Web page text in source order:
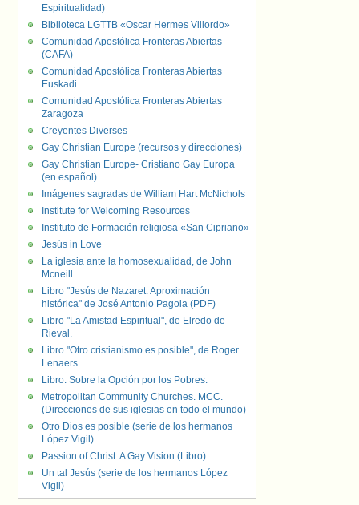
Espiritualidad)
Biblioteca LGTTB «Oscar Hermes Villordo»
Comunidad Apostólica Fronteras Abiertas
(CAFA)
Comunidad Apostólica Fronteras Abiertas
Euskadi
Comunidad Apostólica Fronteras Abiertas
Zaragoza
Creyentes Diverses
Gay Christian Europe (recursos y direcciones)
Gay Christian Europe- Cristiano Gay Europa
(en español)
Imágenes sagradas de William Hart McNichols
Institute for Welcoming Resources
Instituto de Formación religiosa «San Cipriano»
Jesús in Love
La iglesia ante la homosexualidad, de John
Mcneill
Libro "Jesús de Nazaret. Aproximación
histórica" de José Antonio Pagola (PDF)
Libro "La Amistad Espiritual", de Elredo de
Rieval.
Libro "Otro cristianismo es posible", de Roger
Lenaers
Libro: Sobre la Opción por los Pobres.
Metropolitan Community Churches. MCC.
(Direcciones de sus iglesias en todo el mundo)
Otro Dios es posible (serie de los hermanos
López Vigil)
Passion of Christ: A Gay Vision (Libro)
Un tal Jesús (serie de los hermanos López
Vigil)